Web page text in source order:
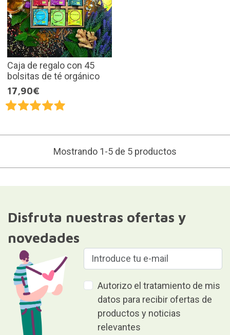
Caja de regalo con 45
bolsitas de té orgánico
17,90€
Mostrando 1-5 de 5 productos
Disfruta nuestras ofertas y
novedades
Autorizo el tratamiento de mis
datos para recibir ofertas de
productos y noticias
relevantes